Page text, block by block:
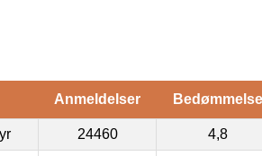
Anmeldelser Bedømmelse
24460 4,8